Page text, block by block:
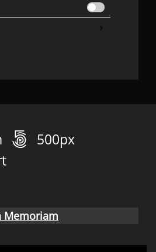
500px
Memoriam